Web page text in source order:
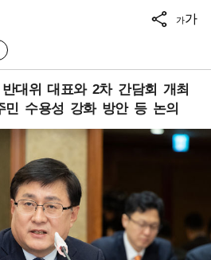
가가
대위 대표와 2차 간담회 개최
수용성 강화 방안 등 논의